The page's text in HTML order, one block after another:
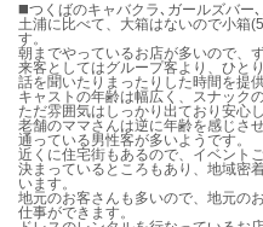
◼️つくばのキャバクラ､ガールズバー
土浦に比べて、大箱はないので小箱
す。
朝までやっているお店が多いので、
来客としてはグループ客より、ひと
話を聞いたりまったりした時間を提
キャストの年齢は幅広く、スナック
ただ雰囲気はしっかり出ており安心
老舗のママさんは逆に年齢を感じさ
通っている男性客が多いようです。
近くに住宅街もあるので、イベント
決まっているところもあり、地域密
います。
地元のお客さんも多いので、地元の
仕事ができます。